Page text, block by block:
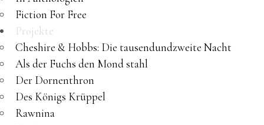
Fiction For Free
Projekte
Cheshire & Hobbs: Die tausendundzweite Nacht
Als der Fuchs den Mond stahl
Der Dornenthron
Des Königs Krüppel
Rawnina